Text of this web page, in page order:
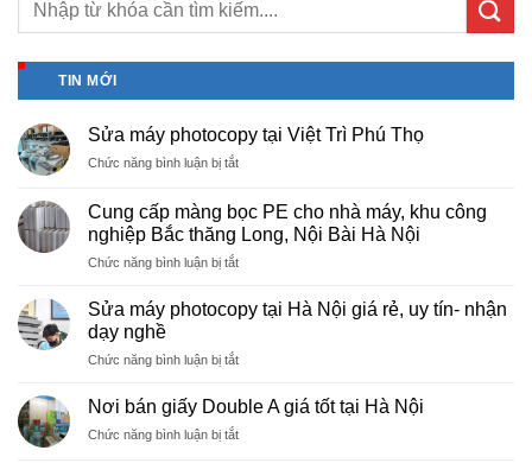
TIN MỚI
Sửa máy photocopy tại Việt Trì Phú Thọ
Chức năng bình luận bị tắtở
photocopy
tại
Việt
Phú
Thọ
Cung cấp màng bọc PE cho nhà máy, khu công
nghiệp Bắc thăng Long, Nội Bài Hà Nội
Chức năng bình luận bị tắtở
cấp
màng
PE
nhà
khu
Sửa máy photocopy tại Hà Nội giá rẻ, uy tín- nhận
dạy nghề
Chức năng bình luận bị tắtở
máy
photocopy
tại
Nơi bán giấy Double A giá tốt tại Hà Nội
Chức năng bình luận bị tắtở